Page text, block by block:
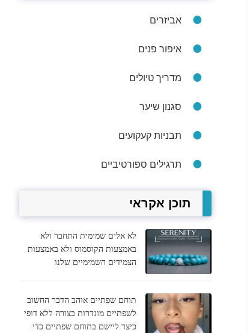
אביזרים
איפור פנים
מדריך טיולים
סגנון שיער
תבניות קעקועים
תרגילים ספורטיביים
תוכן אקראי
לא אלים שמימית התחבר ולא
באמצעות הקוסמוס ולא באמצעות
הצמידים השמימיים שלנו
תוחם שפתיים אוהב הדבר החשוב
לשפתיים מוגדרות בצורה ללא דופי
כיצד ליישם בתוחם שפתיים כדי